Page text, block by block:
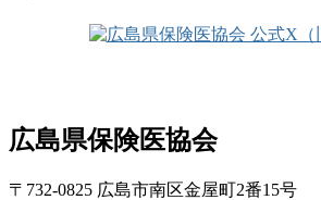
広島県保険医協会
〒732-0825 広島市南区金屋町2番15号